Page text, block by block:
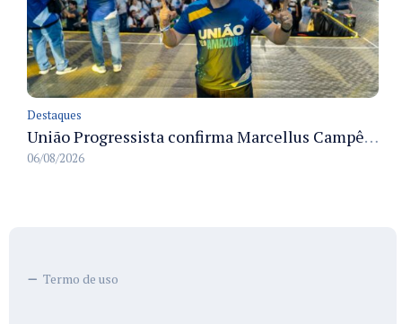
Destaques
União Progressista confirma Marcellus Campêlo como candidato a deputado estadual
06/08/2026
Termo de uso